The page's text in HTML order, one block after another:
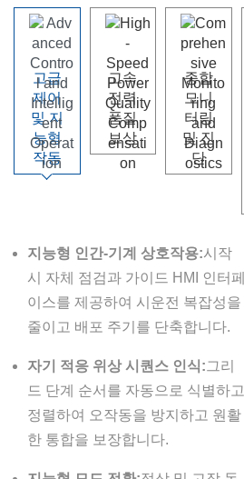
고급
제어
및 지
능형
작동
고속
전력
품질
보상
종합
모니
터링
및 진
단
지능형 인간-기계 상호작용:시작
시 자체 점검과 가이드 HMI 인터페
이스를 제공하여 시운전 복잡성을
줄이고 배포 주기를 단축합니다.
자기 적응 위상 시퀀스 인식:그리
드 단계 순서를 자동으로 식별하고
정렬하여 오작동을 방지하고 원활
한 통합을 보장합니다.